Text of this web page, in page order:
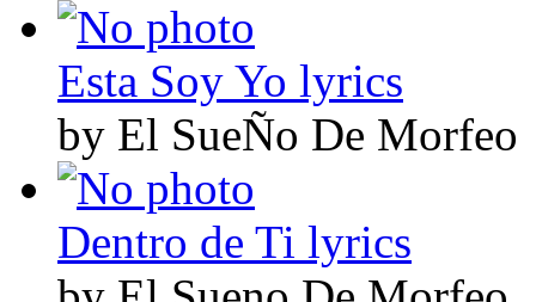
Esta Soy Yo lyrics
by El SueÑo De Morfeo
Dentro de Ti lyrics